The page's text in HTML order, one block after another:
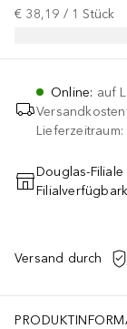
€ 38,19 / 1 Stück
Online: auf
Douglas-Filiale
Versand durch